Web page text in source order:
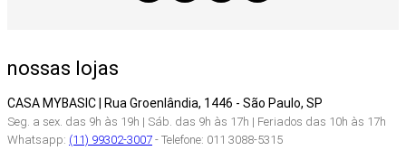
nossas lojas
CASA MYBASIC | Rua Groenlândia, 1446 - São Paulo, SP
Seg. a sex. das 9h às 19h | Sáb. das 9h às 17h | Feriados das 10h às 17h
Whatsapp: (11) 99302-3007- Telefone: 011 3088-5315